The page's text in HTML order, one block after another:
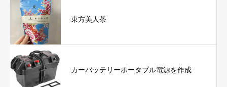
東方美人茶
カーバッテリーポータブル電源を作成